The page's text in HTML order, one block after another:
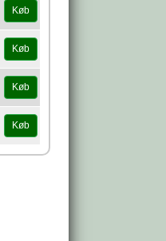
Køb
Køb
Køb
Køb